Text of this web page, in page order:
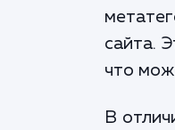
сайта.
что
В